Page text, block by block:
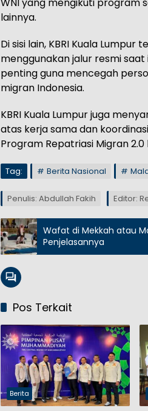
WNI yang mengikuti program
lainnya.
Di sisi lain, KBRI Kuala
menggunakan jalur resmi
penting guna mencegah
migran Indonesia.
KBRI Kuala Lumpur juga
atas kerja sama dan
Program Repatriasi Migran
Tag: Berita Nasional
Penulis: Abdullah Fakih Editor:
Wafat di Mekkah atau
Penjelasannya
Pos Terkait
Berita